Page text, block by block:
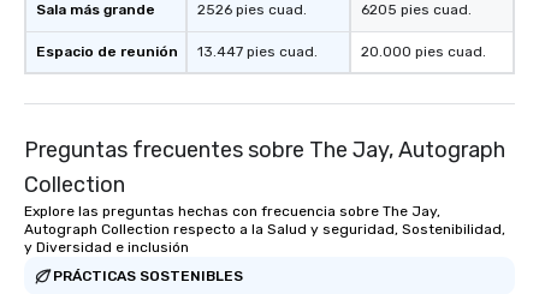
Sala más grande
Espacio de reunión
2526 pies cuad.
13.447 pies cuad.
6205 pies cuad.
20.000 pies cuad.
Preguntas frecuentes sobre The Jay, Autograph
Collection
Explore las preguntas hechas con frecuencia sobre The Jay,
Autograph Collection respecto a la Salud y seguridad, Sostenibilidad,
y Diversidad e inclusión
PRÁCTICAS SOSTENIBLES